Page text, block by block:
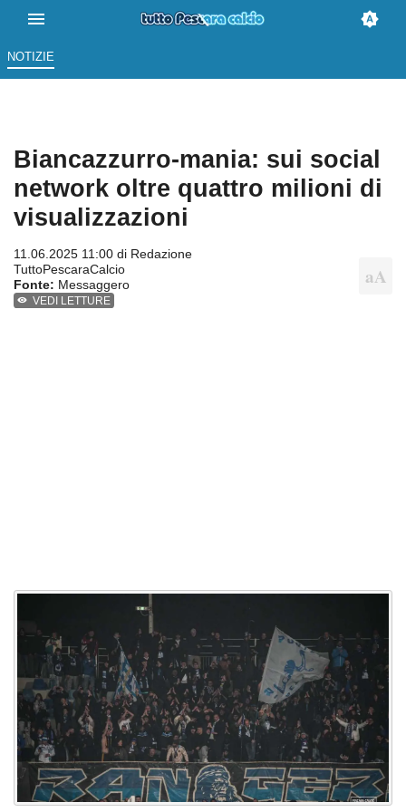
NOTIZIE
Biancazzurro-mania: sui social
network oltre quattro milioni di
visualizzazioni
11.06.2025 11:00 di Redazione
TuttoPescaraCalcio
Fonte: Messaggero
VEDI LETTURE